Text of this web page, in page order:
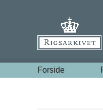
Forside